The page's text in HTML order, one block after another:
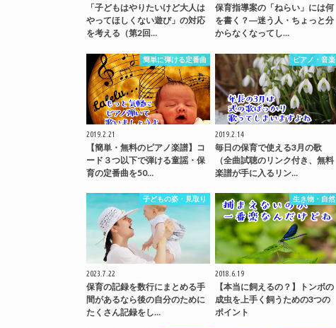
「子どもはやりたいけど大人は
やってほしくない遊び」の対応
を考える（第2回…
保育指導案の「ねらい」には何
を書く？―迷う人・ちょっと分
からなくなってし…
簡単に弾ける定番曲
2019.2.21
【簡単・無料のピアノ楽譜】コ
ード３つ以下で弾ける童謡・保
育の定番曲を50…
ピアノ・音楽
2019.2.14
毎日の保育で使える3月の歌
（全曲試聴のリンク付き、無料
楽譜が手に入るリン…
子どもの姿・見取り
2023.7.22
保育の記録を数行にまとめる手
間があるなら後の自分のために
たくさん記録をし…
生き物・自然
2018.6.19
【本当に飼えるの？】トンボの
成虫を上手く飼うための3つの
ポイント